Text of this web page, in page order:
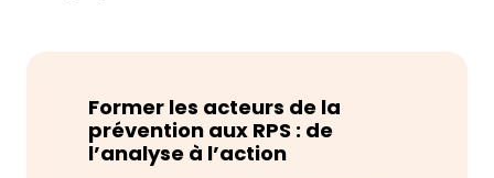
Former les acteurs de la
prévention aux RPS : de
l’analyse à l’action